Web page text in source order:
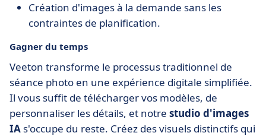
Création d'images à la demande sans les
contraintes de planification.
Gagner du temps
Veeton transforme le processus traditionnel de
séance photo en une expérience digitale simplifiée.
Il vous suffit de télécharger vos modèles, de
personnaliser les détails, et notre studio d'images
IA s'occupe du reste. Créez des visuels distinctifs qui